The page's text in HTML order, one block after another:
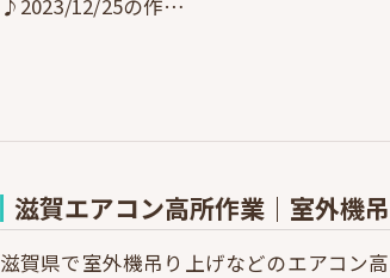
滋賀エアコン高所作業｜室外機
滋賀県で室外機吊り上げなどのエアコン